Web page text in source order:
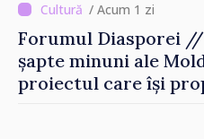
/ Acum 1 zi
Forumul Diasporei //
șapte minuni ale
proiectul care își